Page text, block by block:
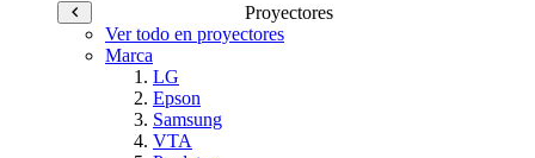
Proyectores
Ver todo en proyectores
Marca
LG
Epson
Samsung
VTA